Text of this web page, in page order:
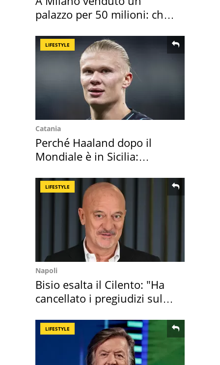
palazzo per 50 milioni: chi
LIFESTYLE
Catania
Perché Haaland dopo il
Mondiale è in Sicilia:
LIFESTYLE
Napoli
Bisio esalta il Cilento: "Ha
cancellato i pregiudizi sul
LIFESTYLE